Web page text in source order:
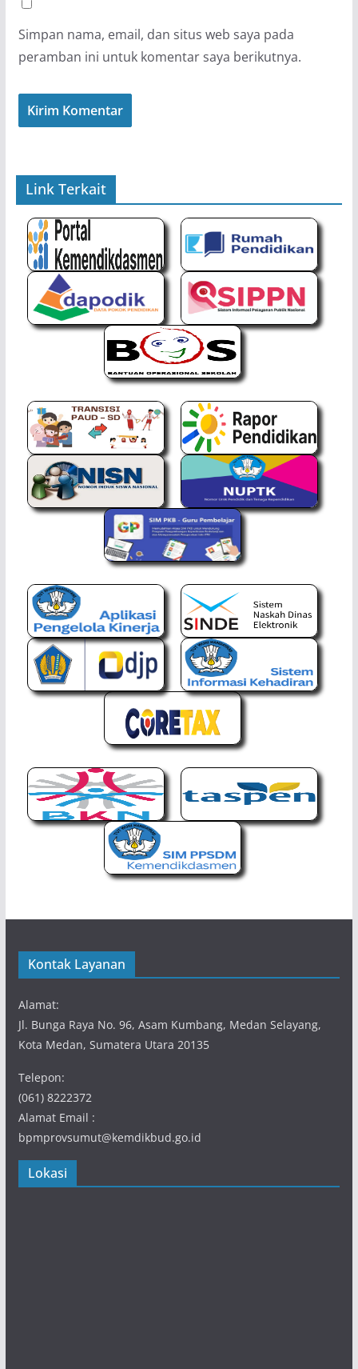
Simpan nama, email, dan situs web saya pada
peramban ini untuk komentar saya berikutnya.
Link Terkait
Kontak Layanan
Alamat:
Jl. Bunga Raya No. 96, Asam Kumbang, Medan Selayang,
Kota Medan, Sumatera Utara 20135
Telepon:
(061) 8222372
Alamat Email :
bpmprovsumut@kemdikbud.go.id
Lokasi